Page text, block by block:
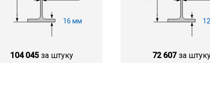
16 мм
104 045 за штуку 72 607 за